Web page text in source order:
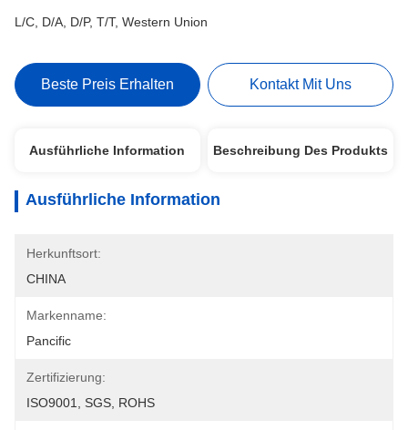
L/C, D/A, D/P, T/T, Western Union
Beste Preis Erhalten Kontakt Mit Uns
Ausführliche Information Beschreibung Des Produkts
Ausführliche Information
Herkunftsort:
CHINA
Markenname:
Pancific
Zertifizierung:
ISO9001, SGS, ROHS